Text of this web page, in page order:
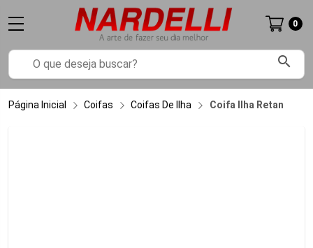
search
0
Página Inicial Coifas Coifas De Ilha Coifa Ilha Retangular